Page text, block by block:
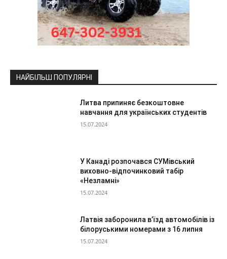
НАЙБІЛЬШ ПОПУЛЯРНІ
Литва припиняє безкоштовне
навчання для українських студентів
15.07.2024
У Канаді розпочався СУМівський
виховно-відпочинковий табір
«Незламні»
15.07.2024
Латвія заборонила в’їзд автомобілів із
білоруськими номерами з 16 липня
15.07.2024